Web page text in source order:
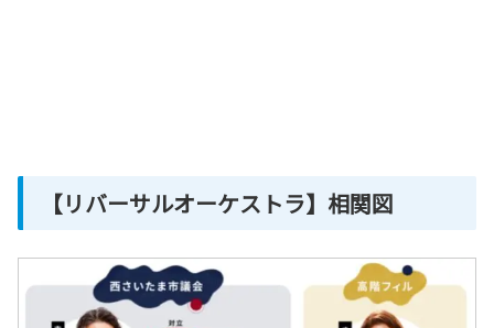
【リバーサルオーケストラ】相関図